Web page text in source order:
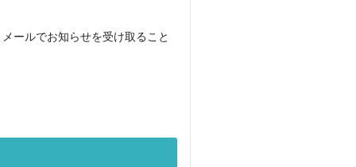
ールでお知らせを受け取ること